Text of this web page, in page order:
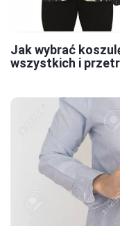
Jak wybrać
wszystkich i